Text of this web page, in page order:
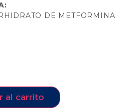
DE METFORMINA
al carrito